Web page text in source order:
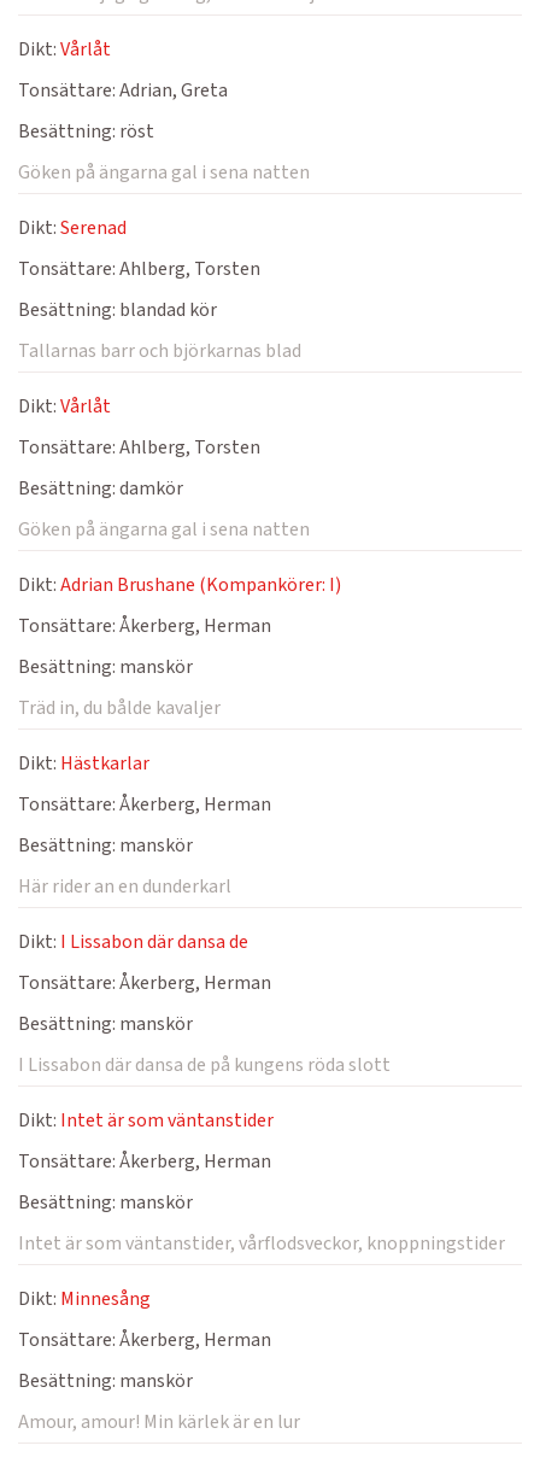
Dikt:Vårlåt
Tonsättare:Adrian, Greta
Besättning: röst
Göken på ängarna gal i sena natten
Dikt:Serenad
Tonsättare:Ahlberg, Torsten
Besättning: blandad kör
Tallarnas barr och björkarnas blad
Dikt:Vårlåt
Tonsättare:Ahlberg, Torsten
Besättning:damkör
Göken på ängarna gal i sena natten
Dikt:Adrian Brushane (Kompankörer: I)
Tonsättare:Åkerberg, Herman
Besättning: manskör
Träd in, du bålde kavaljer
Dikt: Hästkarlar
Tonsättare:Åkerberg, Herman
Besättning: manskör
Här rider an en dunderkarl
Dikt: I Lissabon där dansa de
Tonsättare:Åkerberg, Herman
Besättning: manskör
I Lissabon där dansa de på kungens röda slott
Dikt: Intet är som väntanstider
Tonsättare:Åkerberg, Herman
Besättning: manskör
Intet är som väntanstider, vårflodsveckor, knoppningstider
Dikt: Minnesång
Tonsättare:Åkerberg, Herman
Besättning: manskör
Amour, amour! Min kärlek är en lur